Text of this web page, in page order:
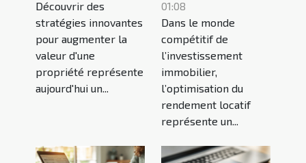
valeur de
votre
propriété
Découvrir des
stratégies innovantes
pour augmenter la
valeur d'une
propriété représente
aujourd'hui un...
rendement
locatif
01:08
Dans le monde
compétitif de
l’investissement
immobilier,
l’optimisation du
rendement locatif
représente un...